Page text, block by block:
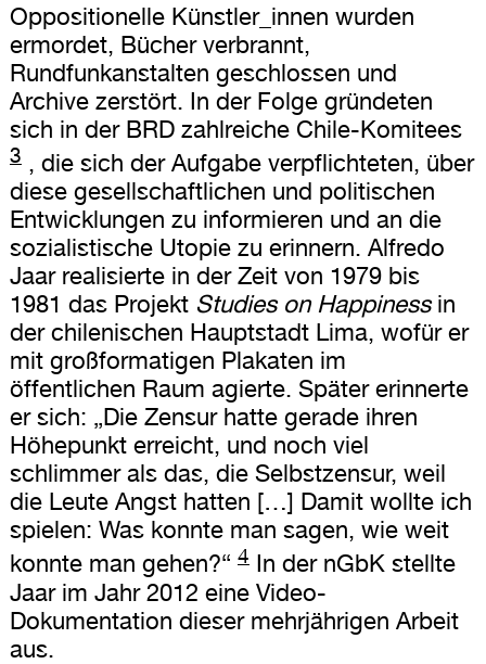
Oppositionelle Künstler_innen wurden
ermordet, Bücher verbrannt,
Rundfunkanstalten geschlossen und
Archive zerstört. In der Folge gründeten
sich in der BRD zahlreiche Chile-Komitees
3, die sich der Aufgabe verpflichteten, über
diese gesellschaftlichen und politischen
Entwicklungen zu informieren und an die
sozialistische Utopie zu erinnern. Alfredo
Jaar realisierte in der Zeit von 1979 bis
1981 das Projekt Studies on Happinessin
der chilenischen Hauptstadt Lima, wofür er
mit großformatigen Plakaten im
öffentlichen Raum agierte. Später erinnerte
er sich: „Die Zensur hatte gerade ihren
Höhepunkt erreicht, und noch viel
schlimmer als das, die Selbstzensur, weil
die Leute Angst hatten […] Damit wollte ich
spielen: Was konnte man sagen, wie weit
konnte man gehen?“ 4In der nGbK stellte
Jaar im Jahr 2012 eine Video-
Dokumentation dieser mehrjährigen Arbeit
aus.